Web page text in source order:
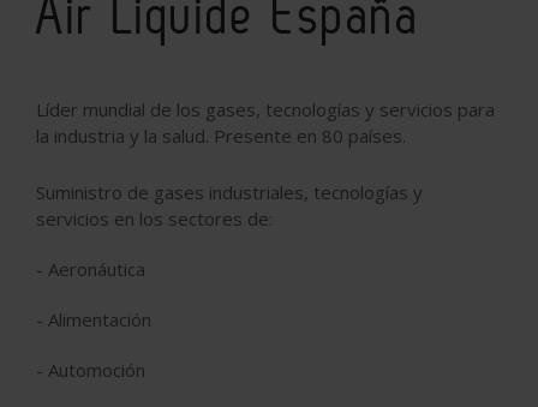
Air Liquide España
Líder mundial de los gases, tecnologías y servicios para
la industria y la salud. Presente en 80 países.
Suministro de gases industriales, tecnologías y
servicios en los sectores de:
- Aeronáutica
- Alimentación
- Automoción